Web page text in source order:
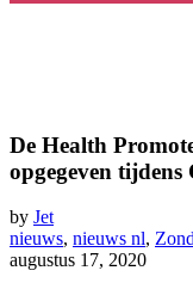
De Health
opgegeven tijdens
by Jet
nieuws, nieuws nl,
augustus 17, 2020